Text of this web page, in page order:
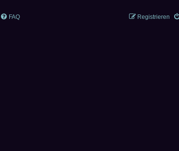
FAQ Registrieren